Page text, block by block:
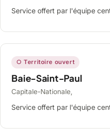
Service offert par l'équipe
○ Territoire ouvert
Baie-Saint-Paul
Capitale-Nationale,
Service offert par l'équipe